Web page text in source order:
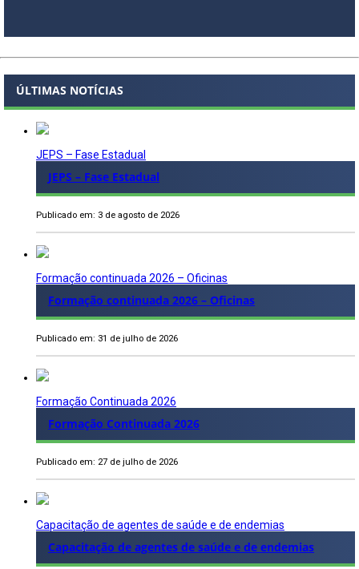
ÚLTIMAS NOTÍCIAS
JEPS – Fase Estadual
JEPS – Fase Estadual
Publicado em: 3 de agosto de 2026
Formação continuada 2026 – Oficinas
Formação continuada 2026 – Oficinas
Publicado em: 31 de julho de 2026
Formação Continuada 2026
Formação Continuada 2026
Publicado em: 27 de julho de 2026
Capacitação de agentes de saúde e de endemias
Capacitação de agentes de saúde e de endemias